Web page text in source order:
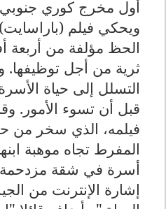
أول مخرج كوري جنوبي
ويحكي فيلم
الحظ مؤلفة من أربعة
ثرية من أجل توظيفها.
التسلل إلى حياة
قبل أن تسوء الأمور .
فيلمه، الذي سخر من
المفرط تجاه موهبة
أسرة في شقة مزدحمة
إشارة الإنترنت من